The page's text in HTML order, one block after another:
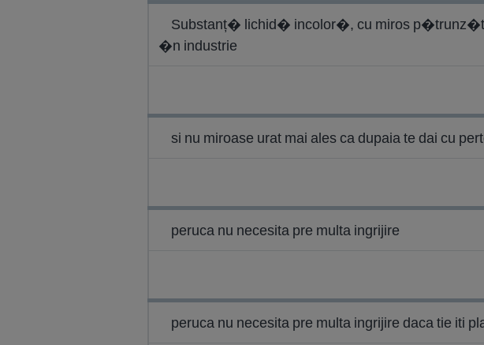
Substanț� lichid� incolor�, cu miros
�n industrie
si nu miroase urat mai ales ca dupaia te dai cu
peruca nu necesita pre multa ingrijire
peruca nu necesita pre multa ingrijire daca tie iti